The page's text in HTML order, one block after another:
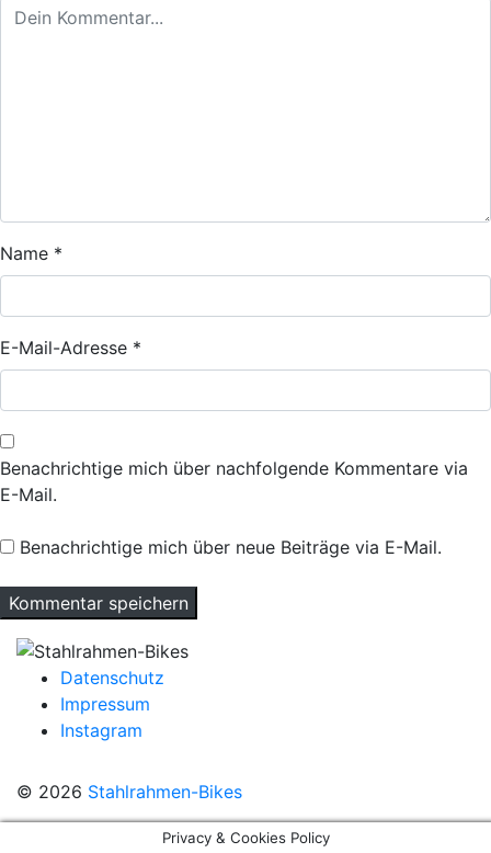
Name *
E-Mail-Adresse *
Benachrichtige mich über nachfolgende Kommentare via
E-Mail.
Benachrichtige mich über neue Beiträge via E-Mail.
Datenschutz
Impressum
Instagram
© 2026 Stahlrahmen-Bikes
Privacy & Cookies Policy